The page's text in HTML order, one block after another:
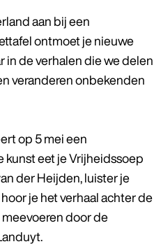
aan bij een
ontmoet je nieuwe
in de verhalen die we delen
veranderen onbekenden
op 5 mei een
kunst eet je Vrijheidssoep
der Heijden, luister je
je het verhaal achter de
door de